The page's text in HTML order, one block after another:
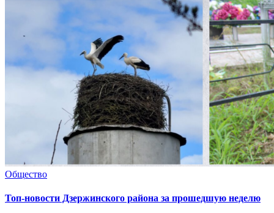
Общество
Топ-новости Дзержинского района за прошедшую неделю